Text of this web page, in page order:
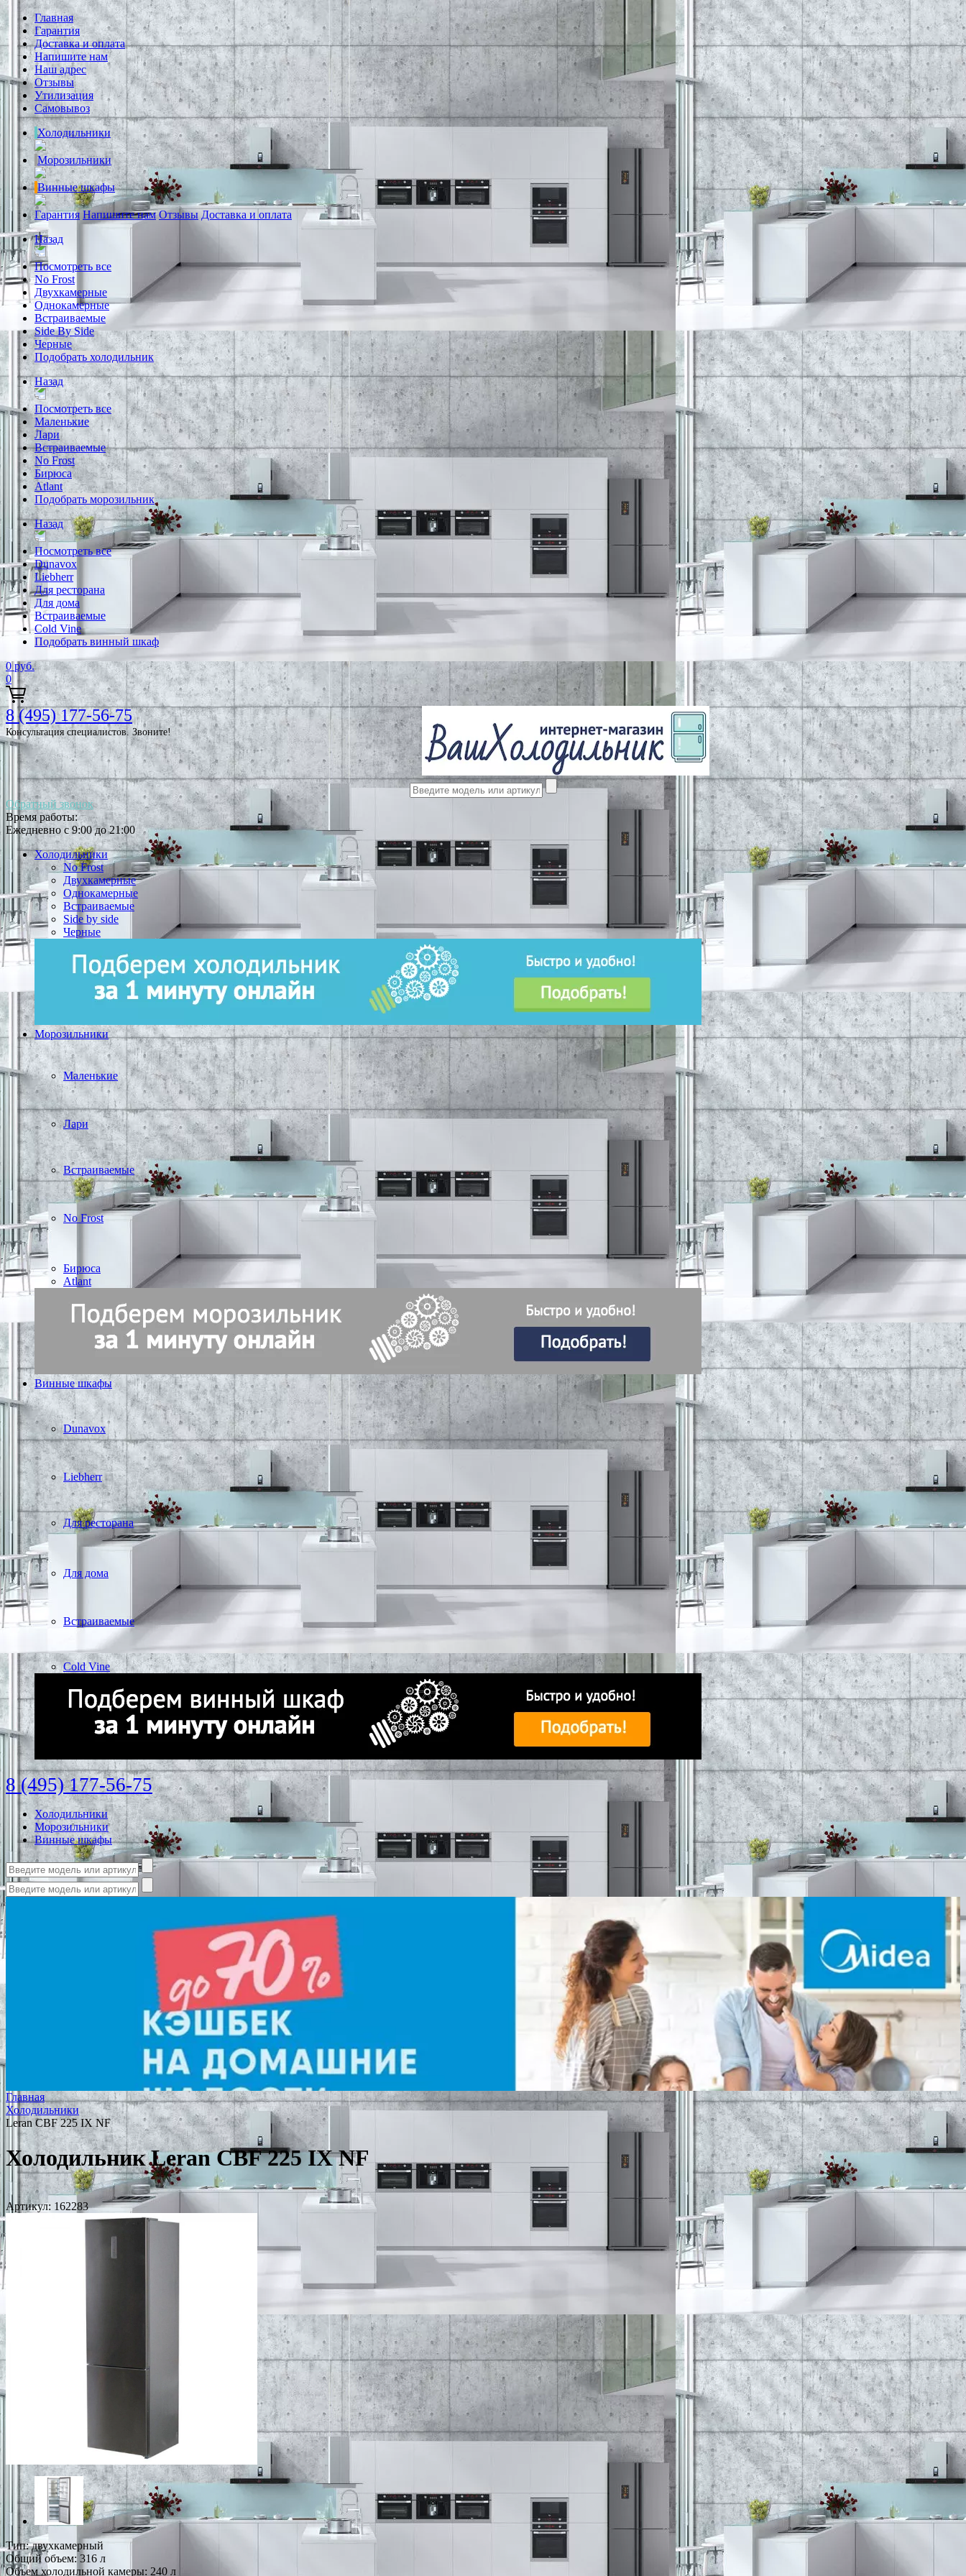
Главная
Гарантия
Доставка и оплата
Напишите нам
Наш адрес
Отзывы
Утилизация
Самовывоз
Холодильники
Морозильники
Винные шкафы
Гарантия Напишите нам Отзывы Доставка и оплата
Назад
Посмотреть все
No Frost
Двухкамерные
Однокамерные
Встраиваемые
Side By Side
Черные
Подобрать холодильник
Назад
Посмотреть все
Маленькие
Лари
Встраиваемые
No Frost
Бирюса
Atlant
Подобрать морозильник
Назад
Посмотреть все
Dunavox
Liebherr
Для ресторана
Для дома
Встраиваемые
Cold Vine
Подобрать винный шкаф
0 руб.
0
8 (495) 177-56-75
Консультация специалистов. Звоните!
Обратный звонок
Время работы:
Ежедневно с 9:00 до 21:00
Холодильники
No Frost
Двухкамерные
Однокамерные
Встраиваемые
Side by side
Черные
Морозильники
Маленькие
Лари
Встраиваемые
No Frost
Бирюса
Atlant
Винные шкафы
Dunavox
Liebherr
Для ресторана
Для дома
Встраиваемые
Cold Vine
8 (495) 177-56-75
Холодильники
Морозильники
Винные шкафы
Главная
Холодильники
Leran CBF 225 IX NF
Холодильник Leran CBF 225 IX NF
Артикул: 162283
Тип: двухкамерный
Общий объем: 316 л
Объем холодильной камеры: 240 л